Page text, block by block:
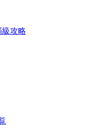
級攻略